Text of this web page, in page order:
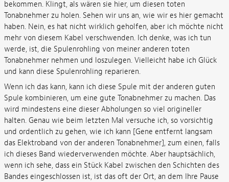
bekommen. Klingt, als wären sie hier, um diesen toten
Tonabnehmer zu holen. Sehen wir uns an, wie wir es hier gemacht
haben. Nein, es hat nicht wirklich geholfen, aber ich möchte nicht
mehr von diesem Kabel verschwenden. Ich denke, was ich tun
werde, ist, die Spulenrohling von meiner anderen toten
Tonabnehmer nehmen und loszulegen. Vielleicht habe ich Glück
und kann diese Spulenrohling reparieren.
Wenn ich das kann, kann ich diese Spule mit der anderen guten
Spule kombinieren, um eine gute Tonabnehmer zu machen. Das
wird mindestens eine dieser Abholungen so viel origineller
halten. Genau wie beim letzten Mal versuche ich, so vorsichtig
und ordentlich zu gehen, wie ich kann [Gene entfernt langsam
das Elektroband von der anderen Tonabnehmer], zum einen, falls
ich dieses Band wiederverwenden möchte. Aber hauptsächlich,
wenn ich sehe, dass ein Stück Kabel zwischen den Schichten des
Bandes eingeschlossen ist, ist das oft der Ort, an dem Ihre Pause